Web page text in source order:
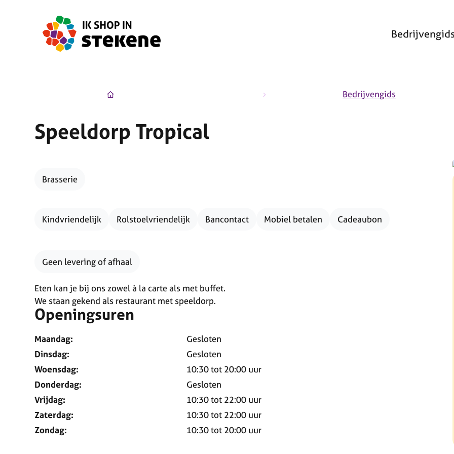
Ik Shop in Stekene
Bedrijvengids
Bedrijvengids
Speeldorp Tropical
Brasserie
Kindvriendelijk Rolstoelvriendelijk Bancontact Mobiel betalen Cadeaubon
Geen levering of afhaal
Eten kan je bij ons zowel à la carte als met buffet.
We staan gekend als restaurant met speeldorp.
Openingsuren
Maandag:
Gesloten
Dinsdag:
Gesloten
Woensdag:
10:30tot 20:00 uur
Donderdag:
Gesloten
Vrijdag:
10:30tot 22:00 uur
Zaterdag:
10:30tot 22:00 uur
Zondag:
10:30tot 20:00 uur